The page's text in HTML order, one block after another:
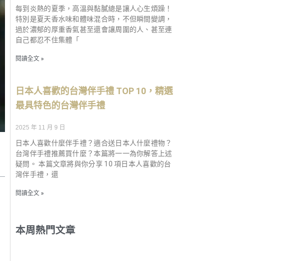
每到炎熱的夏季，高溫與黏膩總是讓人心生煩躁！
特別是夏天香水味和體味混合時，不但瞬間變調，
過於濃郁的厚重香氣甚至還會讓周圍的人、甚至連
自己都忍不住集體「
閱讀全文 »
日本人喜歡的台灣伴手禮 TOP 10，精選
最具特色的台灣伴手禮
2025 年 11 月 9 日
日本人喜歡什麼伴手禮？適合送日本人什麼禮物？
台灣伴手禮推薦買什麼？本篇將一一為你解答上述
疑問。 本篇文章將與你分享 10 項日本人喜歡的台
灣伴手禮，還
閱讀全文 »
本周熱門文章